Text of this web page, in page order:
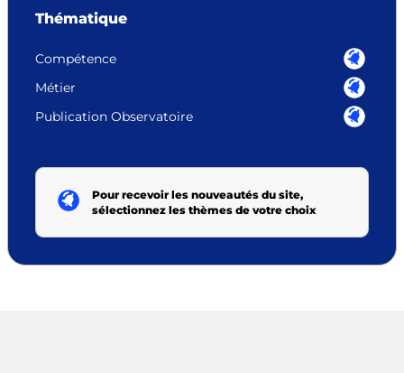
Thématique
Compétence
Métier
Publication Observatoire
Pour recevoir les nouveautés du site,
sélectionnez les thèmes de votre choix